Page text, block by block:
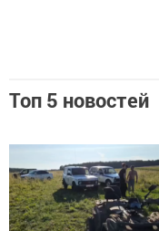
Топ 5 новостей